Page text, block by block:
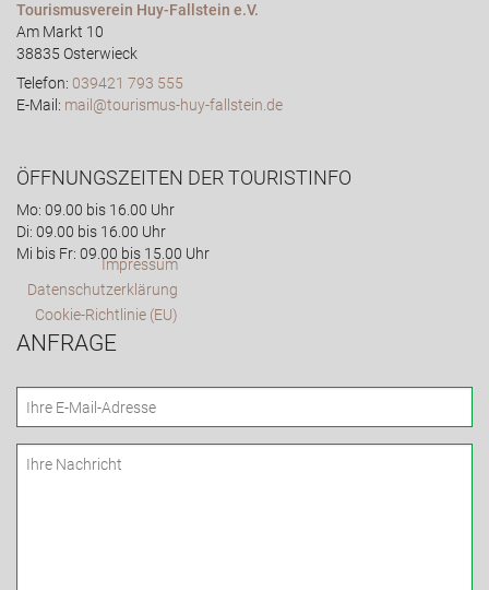
Tourismusverein Huy-Fallstein e.V.
Am Markt 10
38835 Osterwieck
Telefon: 039421 793 555
E-Mail: mail@tourismus-huy-fallstein.de
ÖFFNUNGSZEITEN DER TOURISTINFO
Mo: 09.00 bis 16.00 Uhr
Di: 09.00 bis 16.00 Uhr
Mi bis Fr: 09.00 bis 15.00 Uhr
Impressum
Datenschutzerklärung
Cookie-Richtlinie (EU)
ANFRAGE